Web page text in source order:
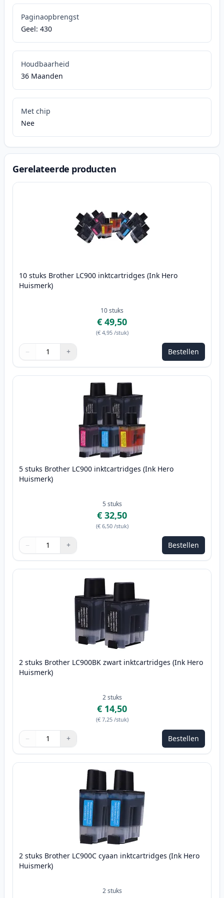
Paginaopbrengst
Geel: 430
Houdbaarheid
36 Maanden
Met chip
Nee
Gerelateerde producten
10 stuks Brother LC900 inktcartridges (Ink Hero
Huismerk)
10stuks
€ 49,50
(€ 4,95 /stuk)
Aantal
Gebruik de knoppen om aan te passen
− +
Aantal 1 Bestellen
5 stuks Brother LC900 inktcartridges (Ink Hero
Huismerk)
5 stuks
€ 32,50
(€ 6,50 /stuk)
Aantal
Gebruik de knoppen om aan te passen
− +
Aantal 1 Bestellen
2 stuks Brother LC900BK zwart inktcartridges (Ink Hero
Huismerk)
2 stuks
€ 14,50
(€ 7,25 /stuk)
Aantal
Gebruik de knoppen om aan te passen
− +
Aantal 1 Bestellen
2 stuks Brother LC900C cyaan inktcartridges (Ink Hero
Huismerk)
2 stuks